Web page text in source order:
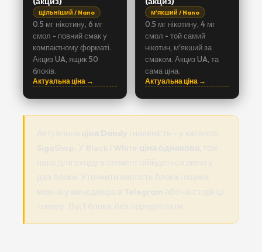
щільніший / Nano
0.5 мг нікотину, 6 мг
смол - повний смак у
компактному форматі.
Акциз UA, ящик 50
блоків.
Актуальна ціна →
м'якший / Nano
0.5 мг нікотину, 4 мг
смол - той самий
нікотин, м'якший за
смаком. Акциз UA, та
сама ціна.
Актуальна ціна →